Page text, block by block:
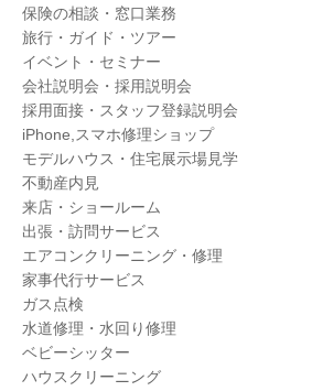
保険の相談・窓口業務
旅行・ガイド・ツアー
イベント・セミナー
会社説明会・採用説明会
採用面接・スタッフ登録説明会
iPhone,スマホ修理ショップ
モデルハウス・住宅展示場見学
不動産内見
来店・ショールーム
出張・訪問サービス
エアコンクリーニング・修理
家事代行サービス
ガス点検
水道修理・水回り修理
ベビーシッター
ハウスクリーニング